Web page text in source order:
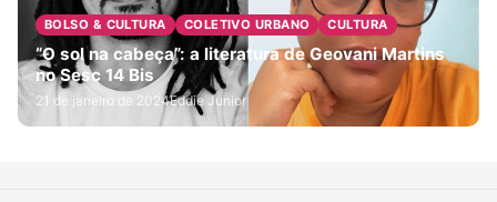
BOLSO & CULTURA COLETIVO URBANO CULTURA
“O sol na cabeça”: a literatura de Geovani Martins
no Sesc 14 Bis
21 de janeiro de 2024Eddie Junior